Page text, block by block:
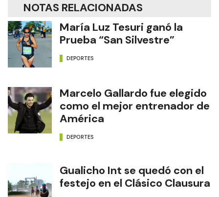
NOTAS RELACIONADAS
María Luz Tesuri ganó la
Prueba “San Silvestre”
DEPORTES
Marcelo Gallardo fue elegido
como el mejor entrenador de
América
DEPORTES
Gualicho Int se quedó con el
festejo en el Clásico Clausura